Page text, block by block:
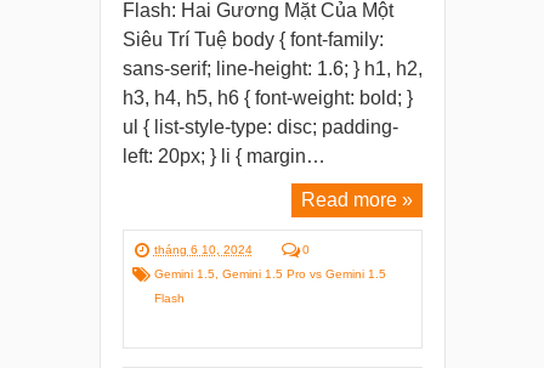
Flash: Hai Gương Mặt Của Một
Siêu Trí Tuệ body { font-family:
sans-serif; line-height: 1.6; } h1, h2,
h3, h4, h5, h6 { font-weight: bold; }
ul { list-style-type: disc; padding-
left: 20px; } li { margin…
Read more »
tháng 6 10, 2024
0
Gemini 1.5, Gemini 1.5 Pro vs Gemini 1.5
Flash